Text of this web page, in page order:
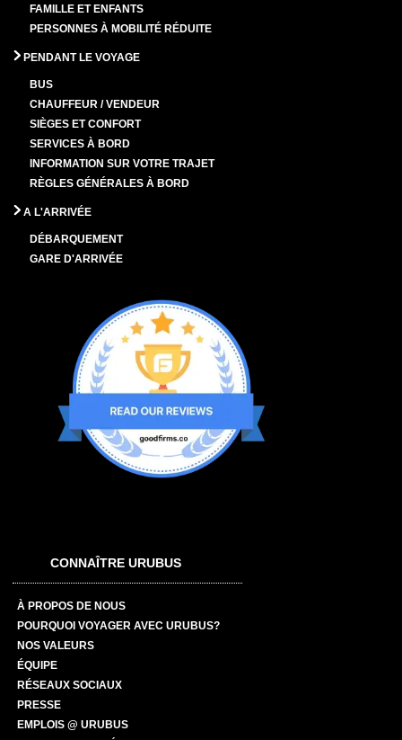
FAMILLE ET ENFANTS
PERSONNES À MOBILITÉ RÉDUITE
PENDANT LE VOYAGE
BUS
CHAUFFEUR / VENDEUR
SIÈGES ET CONFORT
SERVICES À BORD
INFORMATION SUR VOTRE TRAJET
RÈGLES GÉNÉRALES À BORD
A L'ARRIVÉE
DÉBARQUEMENT
GARE D'ARRIVÉE
CONNAÎTRE URUBUS
À PROPOS DE NOUS
POURQUOI VOYAGER AVEC URUBUS?
NOS VALEURS
ÉQUIPE
RÉSEAUX SOCIAUX
PRESSE
EMPLOIS @ URUBUS